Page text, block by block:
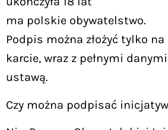
ma polskie obywatelstwo.
Podpis można złożyć tylko
karcie, wraz z pełnymi
ustawą.
Czy można podpisać